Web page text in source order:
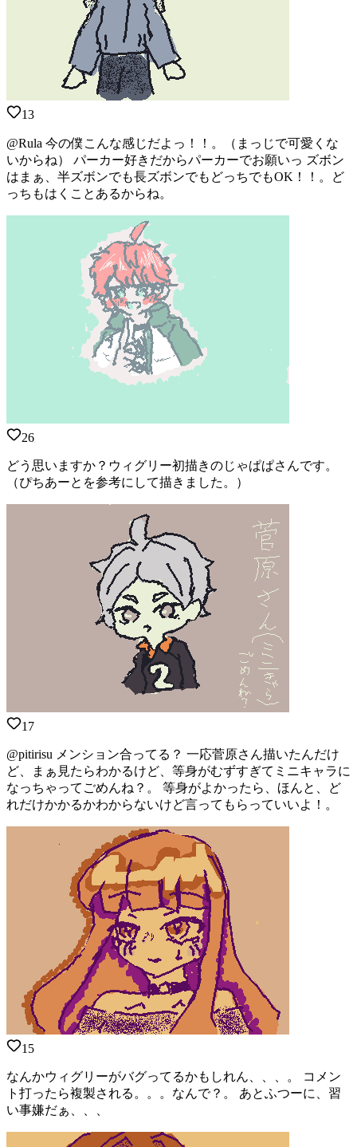
13
@Rula 今の僕こんな感じだよっ！！。（まっじで可愛くな
いからね） パーカー好きだからパーカーでお願いっ ズボン
はまぁ、半ズボンでも長ズボンでもどっちでもOK！！。ど
っちもはくことあるからね。
26
どう思いますか？ウィグリー初描きのじゃぱぱさんです。
（ぴちあーとを参考にして描きました。）
17
@pitirisu メンション合ってる？ 一応菅原さん描いたんだけ
ど、まぁ見たらわかるけど、等身がむずすぎてミニキャラに
なっちゃってごめんね？。 等身がよかったら、ほんと、ど
れだけかかるかわからないけど言ってもらっていいよ！。
15
なんかウィグリーがバグってるかもしれん、、、。 コメン
ト打ったら複製される。。。なんで？。 あとふつーに、習
い事嫌だぁ、、、